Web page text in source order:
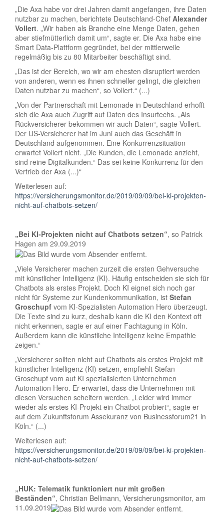
„Die Axa habe vor drei Jahren damit angefangen, ihre Daten
nutzbar zu machen, berichtete Deutschland-Chef Alexander
Vollert. „Wir haben als Branche eine Menge Daten, gehen
aber stiefmütterlich damit um“, sagte er. Die Axa habe eine
Smart Data-Plattform gegründet, bei der mittlerweile
regelmäßig bis zu 80 Mitarbeiter beschäftigt sind.
„Das ist der Bereich, wo wir am ehesten disruptiert werden
von anderen, wenn es ihnen schneller gelingt, die gleichen
Daten nutzbar zu machen“, so Vollert.“ (...)
„Von der Partnerschaft mit Lemonade in Deutschland erhofft
sich die Axa auch Zugriff auf Daten des Insurtechs. „Als
Rückversicherer bekommen wir auch Daten“, sagte Vollert.
Der US-Versicherer hat im Juni auch das Geschäft in
Deutschland aufgenommen. Eine Konkurrenzsituation
erwartet Vollert nicht. „Die Kunden, die Lemonade anzieht,
sind reine Digitalkunden.“ Das sei keine Konkurrenz für den
Vertrieb der Axa (...)“
Weiterlesen auf:
https://versicherungsmonitor.de/2019/09/09/bei-ki-projekten-
nicht-auf-chatbots-setzen/
„Bei KI-Projekten nicht auf Chatbots setzen“, so Patrick
Hagen am 29.09.2019
„Viele Versicherer machen zurzeit die ersten Gehversuche
mit künstlicher Intelligenz (KI). Häufig entscheiden sie sich für
Chatbots als erstes Projekt. Doch KI eignet sich noch gar
nicht für Systeme zur Kundenkommunikation, ist Stefan
Groschupf vom KI-Spezialisten Automation Hero überzeugt.
Die Texte sind zu kurz, deshalb kann die KI den Kontext oft
nicht erkennen, sagte er auf einer Fachtagung in Köln.
Außerdem kann die künstliche Intelligenz keine Empathie
zeigen.“
„Versicherer sollten nicht auf Chatbots als erstes Projekt mit
künstlicher Intelligenz (KI) setzen, empfiehlt Stefan
Groschupf vom auf KI spezialisierten Unternehmen
Automation Hero. Er erwartet, dass die Unternehmen mit
diesen Versuchen scheitern werden. „Leider wird immer
wieder als erstes KI-Projekt ein Chatbot probiert“, sagte er
auf dem Zukunftsforum Assekuranz von Businessforum21 in
Köln.“ (...)
Weiterlesen auf:
https://versicherungsmonitor.de/2019/09/09/bei-ki-projekten-
nicht-auf-chatbots-setzen/
„HUK: Telematik funktioniert nur mit großen
Beständen“, Christian Bellmann, Versicherungsmonitor, am
11.09.2019